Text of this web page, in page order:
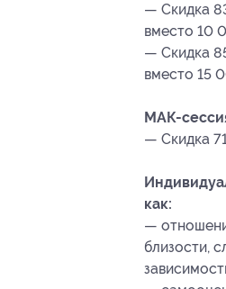
— Скидка
вместо 10
— Скидка
вместо 15
МАК-
— Скидка
как:
—
близости,